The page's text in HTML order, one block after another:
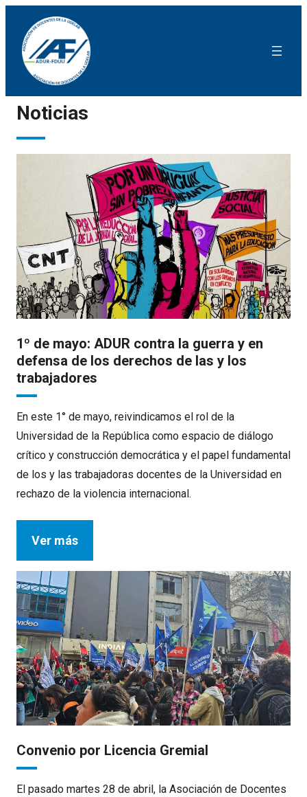
Noticias
1º de mayo: ADUR contra la guerra y en
defensa de los derechos de las y los
trabajadores
En este 1° de mayo, reivindicamos el rol de la
Universidad de la República como espacio de diálogo
crítico y construcción democrática y el papel fundamental
de los y las trabajadoras docentes de la Universidad en
rechazo de la violencia internacional.
Ver más
Convenio por Licencia Gremial
El pasado martes 28 de abril, la Asociación de Docentes